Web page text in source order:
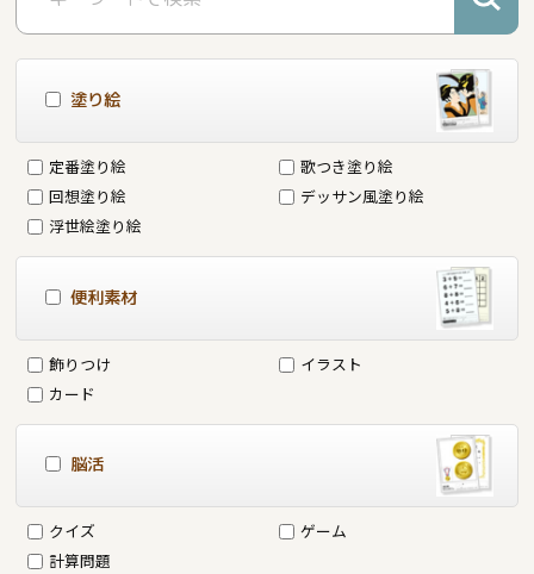
塗り絵
定番塗り絵
歌つき塗り絵
回想塗り絵
デッサン風塗り絵
浮世絵塗り絵
便利素材
飾りつけ
イラスト
カード
脳活
クイズ
ゲーム
計算問題